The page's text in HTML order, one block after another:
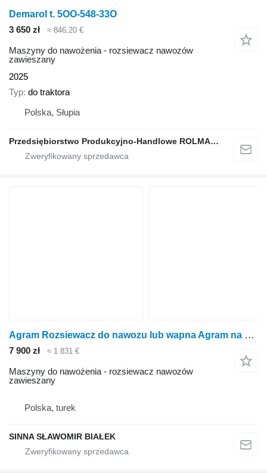
Demarol t. 5OO-548-33O
3 650 zł
≈ 846,20 €
Maszyny do nawożenia - rozsiewacz nawozów
zawieszany
2025
Typ do traktora
Polska, Słupia
Przedsiębiorstwo Produkcyjno-Handlowe ROLMAPOL Marcin Dziekan
Agram Rozsiewacz do nawozu lub wapna Agram na 2 taleze
7 900 zł ≈ 1 831 €
Maszyny do nawożenia - rozsiewacz nawozów
zawieszany
Polska, turek
SINNA SŁAWOMIR BIAŁEK